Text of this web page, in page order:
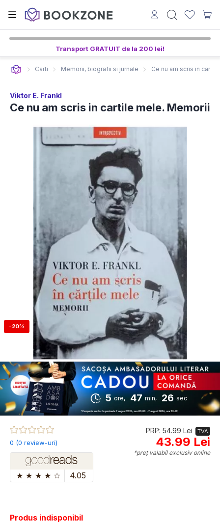
Transport GRATUIT de la 200 lei!
5 ore, 47 min, 25 sec
Carti Memorii, biografii si jurnale Ce nu am scris in
Viktor E. Frankl
Ce nu am scris in cartile mele. Memorii
-20%
5 ore, 47 min, 25 sec
0 (0 review-uri)
★ ★ ★ ★ ☆ 4.05
PRP: 54.99 Lei TVA
43.99 Lei
*preț valabil exclusiv online
Produs indisponibil